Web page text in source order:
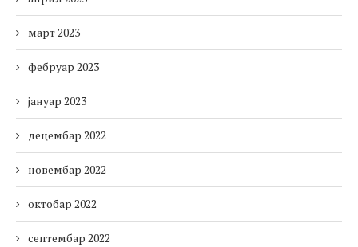
март 2023
фебруар 2023
јануар 2023
децембар 2022
новембар 2022
октобар 2022
септембар 2022